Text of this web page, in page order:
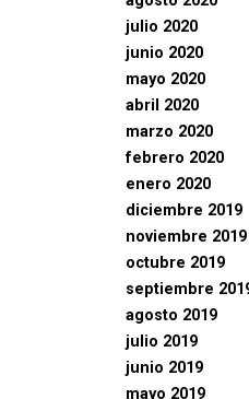
julio 2020
junio 2020
mayo 2020
abril 2020
marzo 2020
febrero 2020
enero 2020
diciembre 2019
noviembre 2019
octubre 2019
septiembre
agosto 2019
julio 2019
junio 2019
mayo 2019